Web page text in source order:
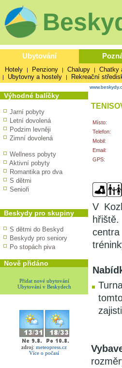
Ubytování
Hotely | Penziony | Chalupy | Chatky
| Ubytovny a hostely | Rekreační
Výhodné balíčky
Jarní pobyty
Letní dovolená
Podzim levněji
Zimní dovolená
Wellness pobyty
Aktivní pobyty
Romantika pro dva
S dětmi
Senioři
Beskydy pro skupiny
S dětmi do Beskyd
Beskydy pro seniory
Po stopách piva
Nově přidáno
Přidat nové ubytování
Ubytování v Beskydech
zdroj: meteopress.cz
Více o počasí
Místo:
Telefon:
Mobil:
Email:
GPS:
V